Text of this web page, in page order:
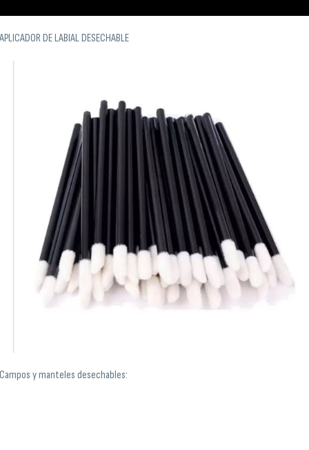
APLICADOR DE LABIAL DESECHABLE
Campos y manteles desechables: